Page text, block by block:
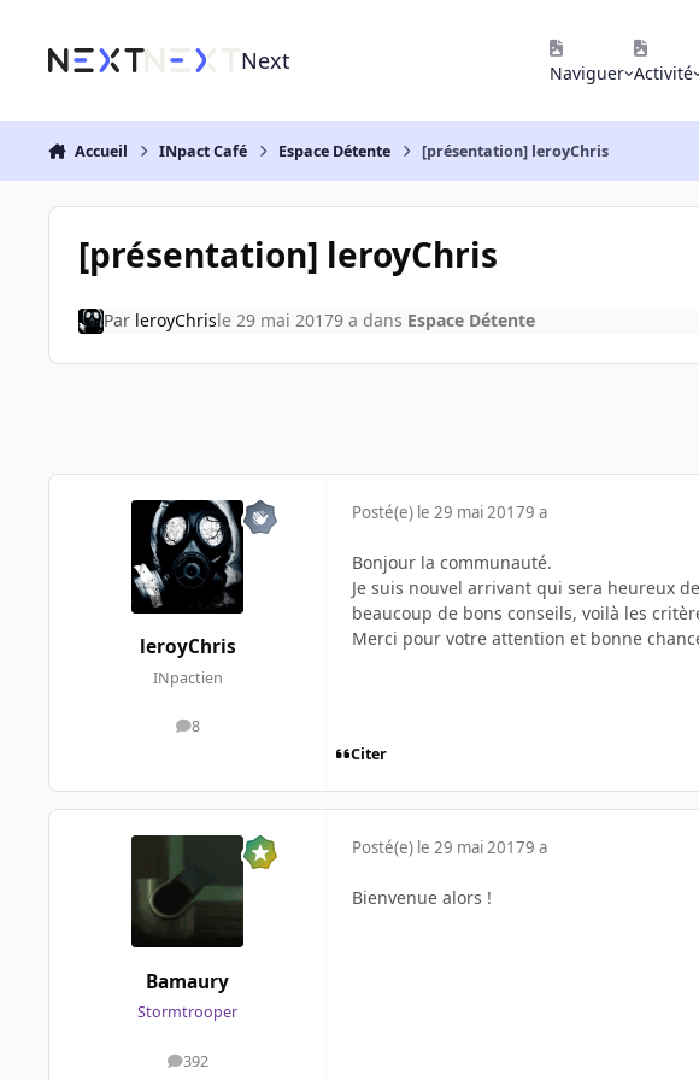
Next Naviguer Activité
Accueil INpact Café Espace Détente [présentation] leroyChris
[présentation] leroyChris
Par leroyChrisle 29 mai 20179 a dans Espace Détente
leroyChris
INpactien
8
messages
Posté(e) le 29 mai 20179 a
Bonjour la communauté.
Je suis nouvel arrivant qui sera heureux
beaucoup de bons conseils, voilà les
Merci pour votre attention et bonne
Citer
Bamaury
Stormtrooper
392
messages
Posté(e) le 29 mai 20179 a
Bienvenue alors !